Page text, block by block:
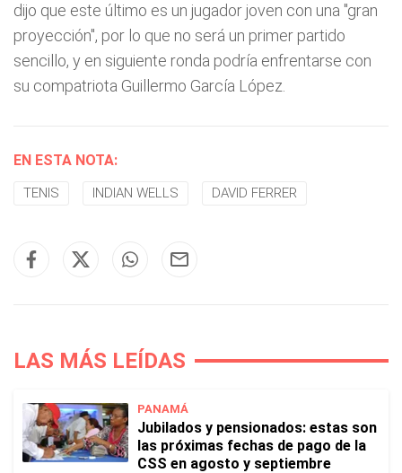
dijo que este último es un jugador joven con una "gran
proyección", por lo que no será un primer partido
sencillo, y en siguiente ronda podría enfrentarse con
su compatriota Guillermo García López.
EN ESTA NOTA:
TENIS INDIAN WELLS DAVID FERRER
LAS MÁS LEÍDAS
PANAMÁ
Jubilados y pensionados: estas son
las próximas fechas de pago de la
CSS en agosto y septiembre